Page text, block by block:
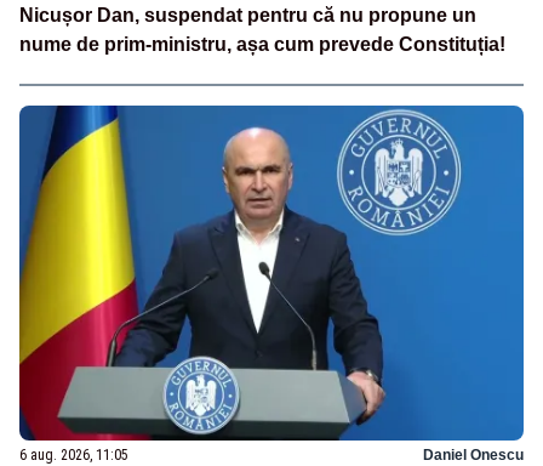
Nicușor Dan, suspendat pentru că nu propune un
nume de prim-ministru, așa cum prevede Constituția!
6 aug. 2026, 11:05 Daniel Onescu